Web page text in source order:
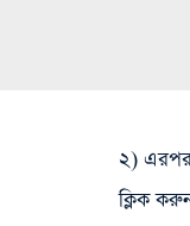
২)
ক্লিক